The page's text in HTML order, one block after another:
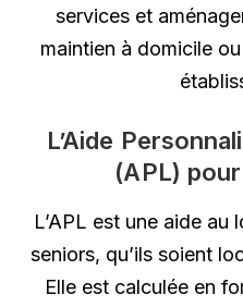
services et
maintien à domicile
L’Aide
(APL)
L’APL est une aide
seniors, qu’ils soient
Elle est calculée en